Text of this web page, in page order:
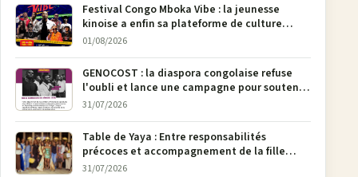
Festival Congo Mboka Vibe : la jeunesse
kinoise a enfin sa plateforme de culture
urbaine
01/08/2026
GENOCOST : la diaspora congolaise refuse
l'oubli et lance une campagne pour soutenir
la pétition FONAREV depuis Bruxelles
31/07/2026
Table de Yaya : Entre responsabilités
précoces et accompagnement de la fille
aînée, la diaspora en débat
31/07/2026